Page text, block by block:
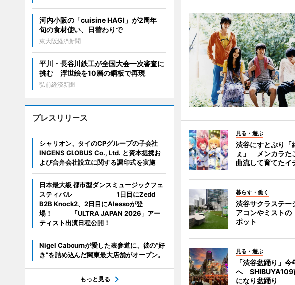
見る・遊ぶ
渋谷にすとぷり「
ぇ」 メンカラた
曲流して育てたイ
暮らす・働く
渋谷サクラステー
アコンやミストの
ポット
見る・遊ぶ
「渋谷盆踊り」今
へ SHIBUYA109
になり盆踊り
河内小阪の「cuisine HAGI」が2周年
旬の食材使い、日替わりで
東大阪経済新聞
平川・長谷川鉄工が全国大会一次審査に
挑む 浮世絵を10層の鋼板で再現
弘前経済新聞
プレスリリース
シャリオン、タイのCPグループの子会社
INGENS GLOBUS Co., Ltd. と資本提携お
よび合弁会社設立に関する調印式を実施
日本最大級 都市型ダンスミュージックフェ
スティバル 1日目にZedd
B2B Knock2、2日目にAlessoが登
場！ 「ULTRA JAPAN 2026」アー
ティスト出演日程公開！
Nigel Cabournが愛した表参道に、彼の“好
き”を詰め込んだ関東最大店舗がオープン。
もっと見る